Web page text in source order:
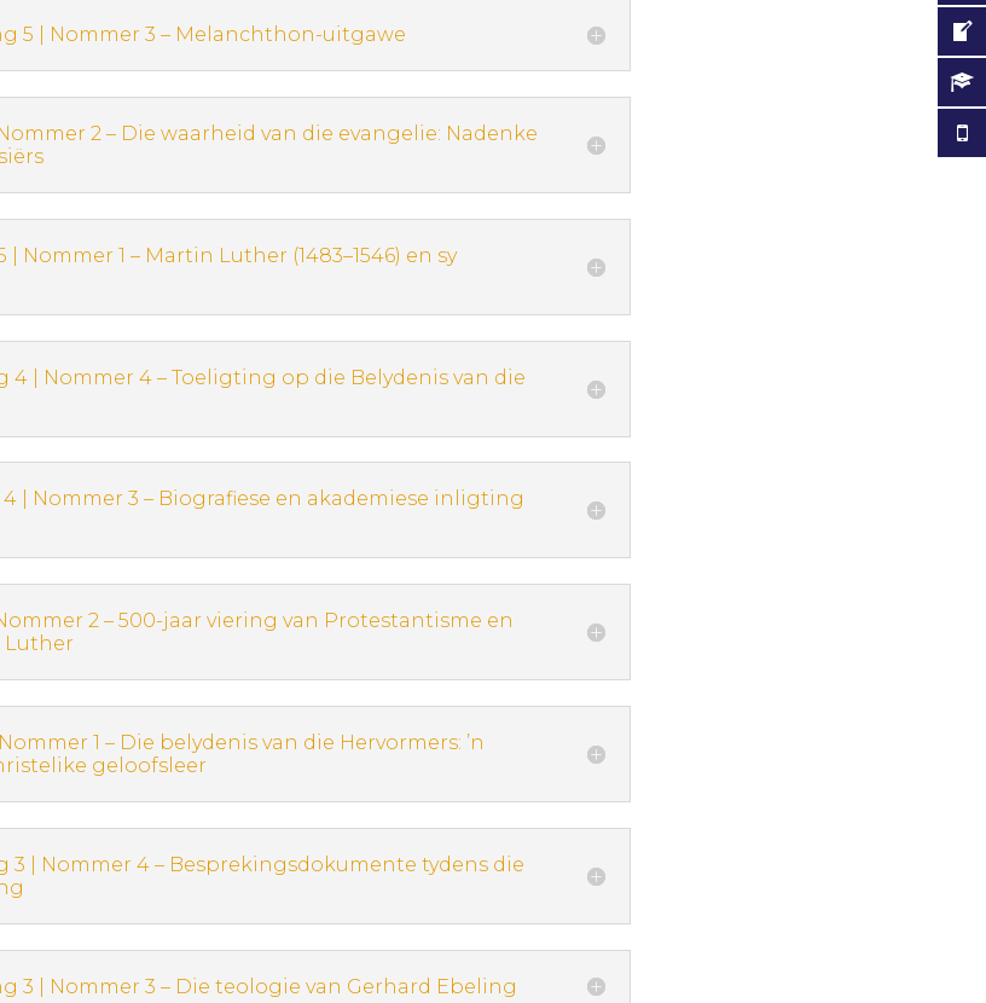
5 | Nommer 3 – Melanchthon-uitgawe
2 – Die waarheid van die evangelie: Nadenke
| Nommer 1 – Martin Luther (1483–1546) en sy
4 | Nommer 4 – Toeligting op die Belydenis van die
4 | Nommer 3 – Biografiese en akademiese inligting
2 – 500-jaar viering van Protestantisme en
Luther
1 – Die belydenis van die Hervormers: ’n
geloofsleer
3 | Nommer 4 – Besprekingsdokumente tydens die
3 | Nommer 3 – Die teologie van Gerhard Ebeling